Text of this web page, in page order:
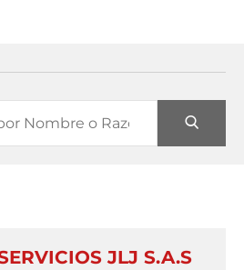
JLJ S.A.S